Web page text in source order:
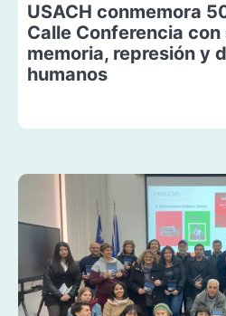
USACH conmemora
Calle Conferencia
memoria, represión y
humanos